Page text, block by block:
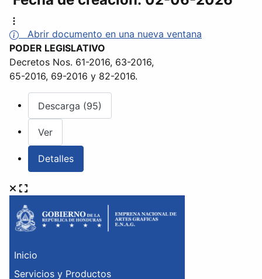
Abrir documento en una nueva ventana
PODER LEGISLATIVO
Decretos Nos. 61-2016, 63-2016,
65-2016, 69-2016 y 82-2016.
Descarga (95)
Ver
Detalles